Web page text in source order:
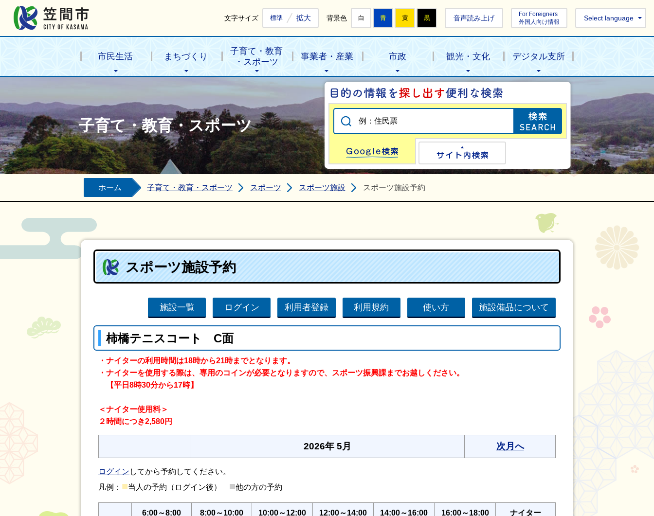
文字サイズ 標準 拡大 背景色 白 青 黄 黒 音声読み上げ
For Foreigners
外国人向け情報
Select language
市民生活 まちづくり
子育て・教育
・スポーツ
事業者・産業 市政 観光・文化 デジタル支所
子育て・教育・スポーツ
目的の情報を探
Google検索
ホーム 子育て・教育・スポーツ スポーツ スポーツ施設 スポーツ施設予約
スポーツ施設予約
施設一覧 ログイン 利用者登録 利用規約 使い方 施設備品について
柿橋テニスコート C面
・ナイターの利用時間は18時から21時までとなります。
・ナイターを使用する際は、専用のコインが必要となりますので、スポーツ振興課までお越しください。
【平日8時30分から17時】
＜ナイター使用料＞
２時間につき2,580円
2026年 5月 次月へ
ログイン してから予約してください。
凡例： ■当人の予約（ログイン後） ■他の方の予約
6:00～8:00 8:00～10:00 10:00～12:00 12:00～14:00 14:00～16:00 16:00～18:00 ナイター